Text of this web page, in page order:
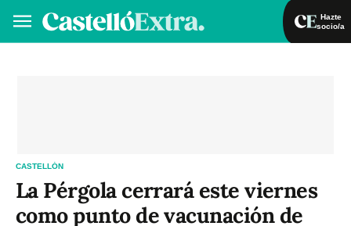
Hazte
socio/a
CASTELLÓN
La Pérgola cerrará este viernes
como punto de vacunación de